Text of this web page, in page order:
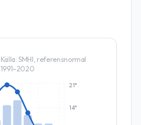
Källa: SMHI, referensnormal
1991–2020
14°
21°